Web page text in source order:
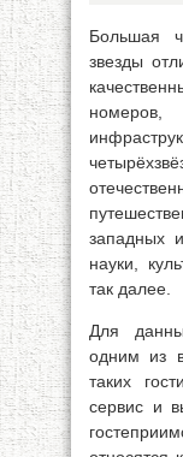
Большая
звезды
западных
науки,
так далее.
Для
одним из
таких
сервис и